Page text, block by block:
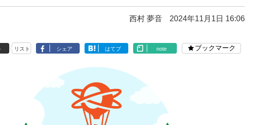
西村 夢音 2024年11月1日 16:06
リスト シェア はてブ note ブックマーク